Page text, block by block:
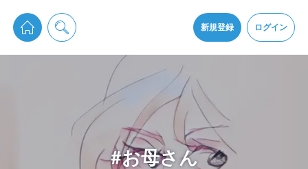
新規登録 ログイン
pixiv Sketchは2024年5月28日付で プライパシーポリシーを改定しました。
通知を受け取るにはここをクリックします
pixiv Sketchアプリでさらに快適に！
アプリをインストール
#お母さん